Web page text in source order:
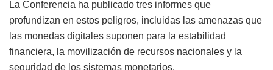
La Conferencia ha publicado tres informes que
profundizan en estos peligros, incluidas las amenazas que
las monedas digitales suponen para la estabilidad
financiera, la movilización de recursos nacionales y la
seguridad de los sistemas monetarios.